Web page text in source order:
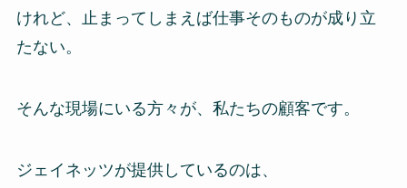
けれど、止まってしまえば仕事そのものが成り立
たない。
そんな現場にいる方々が、私たちの顧客です。
ジェイネッツが提供しているのは、